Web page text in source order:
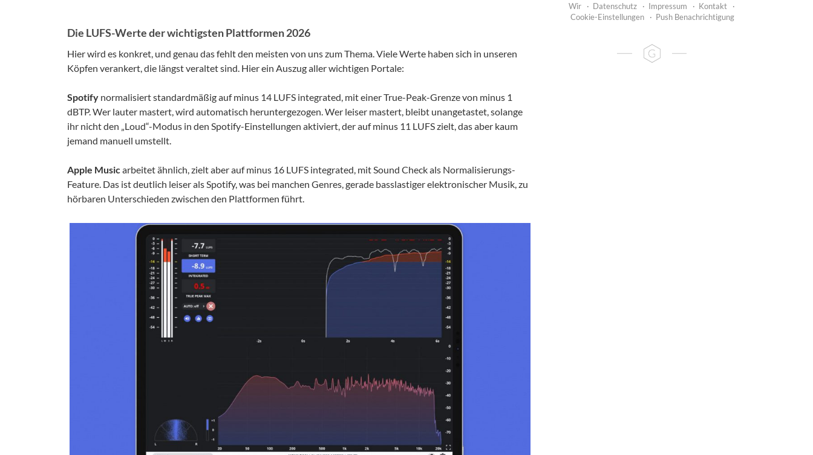
Die LUFS-Werte der wichtigsten Plattformen 2026
Hier wird es konkret, und genau das fehlt den meisten von uns zum Thema. Viele Werte haben sich in unseren
Köpfen verankert, die längst veraltet sind. Hier ein Auszug aller wichtigen Portale:
Spotify normalisiert standardmäßig auf minus 14 LUFS integrated, mit einer True-Peak-Grenze von minus 1
dBTP. Wer lauter mastert, wird automatisch heruntergezogen. Wer leiser mastert, bleibt unangetastet, solange
ihr nicht den „Loud“-Modus in den Spotify-Einstellungen aktiviert, der auf minus 11 LUFS zielt, das aber kaum
jemand manuell umstellt.
Apple Musicarbeitet ähnlich, zielt aber auf minus 16 LUFS integrated, mit Sound Check als Normalisierungs-
Feature. Das ist deutlich leiser als Spotify, was bei manchen Genres, gerade basslastiger elektronischer Musik, zu
hörbaren Unterschieden zwischen den Plattformen führt.
Wir · Datenschutz · Impressum · Kontakt
·
Cookie-Einstellungen
· Push Benachrichtigung